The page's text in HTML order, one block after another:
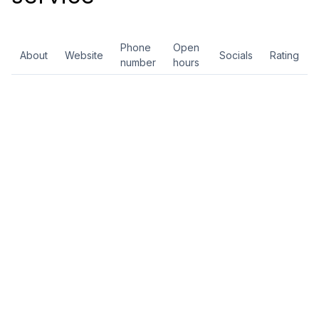
About Website
Phone
number
Open
hours
Socials Rating